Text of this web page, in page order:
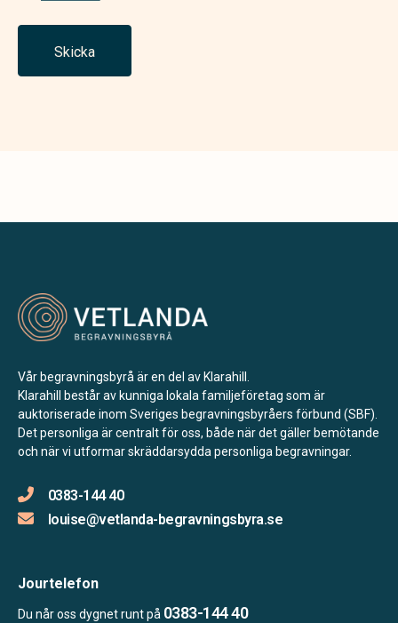
Skicka
Vår begravningsbyrå är en del av Klarahill.
Klarahill består av kunniga lokala familjeföretag som är
auktoriserade inom Sveriges begravningsbyråers förbund (SBF).
Det personliga är centralt för oss, både när det gäller bemötande
och när vi utformar skräddarsydda personliga begravningar.
0383-144 40
louise@vetlanda-begravningsbyra.se
Jourtelefon
Du når oss dygnet runt på 0383-144 40